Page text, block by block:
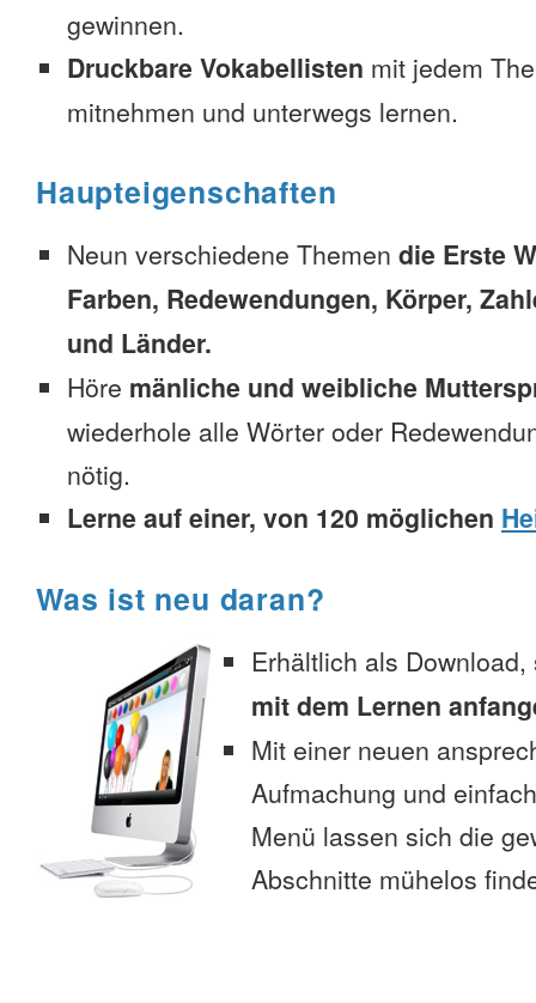
gewinnen.
Druckbare Vokabellisten mit jedem
mitnehmen und unterwegs lernen.
Haupteigenschaften
Neun verschiedene Themen die Erste
Farben, Redewendungen, Körper,
und Länder.
Höre mänliche und weibliche
wiederhole alle Wörter oder
nötig.
Lerne auf einer, von 120 möglichen
Was ist neu daran?
Erhältlich als
mit dem Lernen
Mit einer neuen
Aufmachung und
Menü lassen sich die
Abschnitte mühelos